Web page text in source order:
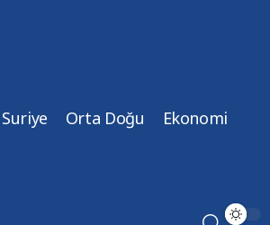
Suriye Orta Doğu Ekonomi